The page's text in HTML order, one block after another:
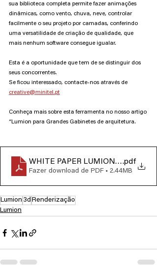
sua biblioteca completa permite fazer animações
dinâmicas, como vento, chuva, neve, controlar
facilmente o seu projeto por camadas, conferindo
uma versatilidade de criação de qualidade, que
mais nenhum software consegue igualar.
Esta é a oportunidade que tem de se distinguir dos
seus concorrentes.
Se ficou interessado, contacte-nos através de
creative@minitel.pt
Conheça mais sobre esta ferramenta no nosso artigo
“Lumion para Grandes Gabinetes de arquitetura.
WHITE PAPER LUMION GGA
.pdf
Fazer download de PDF • 2.44MB
Lumion 3d Renderização
Lumion